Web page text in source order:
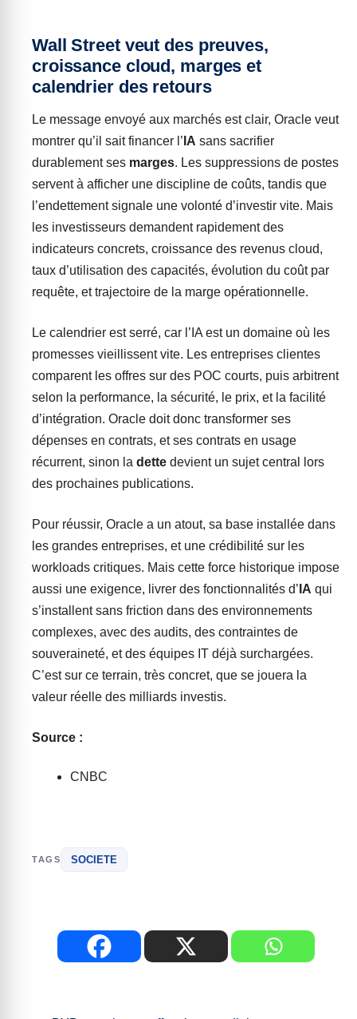
Wall Street veut des preuves,
croissance cloud, marges et
calendrier des retours
Le message envoyé aux marchés est clair, Oracle veut
montrer qu’il sait financer l’ IA sans sacrifier
durablement ses marges. Les suppressions de postes
servent à afficher une discipline de coûts, tandis que
l’endettement signale une volonté d’investir vite. Mais
les investisseurs demandent rapidement des
indicateurs concrets, croissance des revenus cloud,
taux d’utilisation des capacités, évolution du coût par
requête, et trajectoire de la marge opérationnelle.
Le calendrier est serré, car l’IA est un domaine où les
promesses vieillissent vite. Les entreprises clientes
comparent les offres sur des POC courts, puis arbitrent
selon la performance, la sécurité, le prix, et la facilité
d’intégration. Oracle doit donc transformer ses
dépenses en contrats, et ses contrats en usage
récurrent, sinon la dette devient un sujet central lors
des prochaines publications.
Pour réussir, Oracle a un atout, sa base installée dans
les grandes entreprises, et une crédibilité sur les
workloads critiques. Mais cette force historique impose
aussi une exigence, livrer des fonctionnalités d’ IA qui
s’installent sans friction dans des environnements
complexes, avec des audits, des contraintes de
souveraineté, et des équipes IT déjà surchargées.
C’est sur ce terrain, très concret, que se jouera la
valeur réelle des milliards investis.
Source :
CNBC
TAGS SOCIETE